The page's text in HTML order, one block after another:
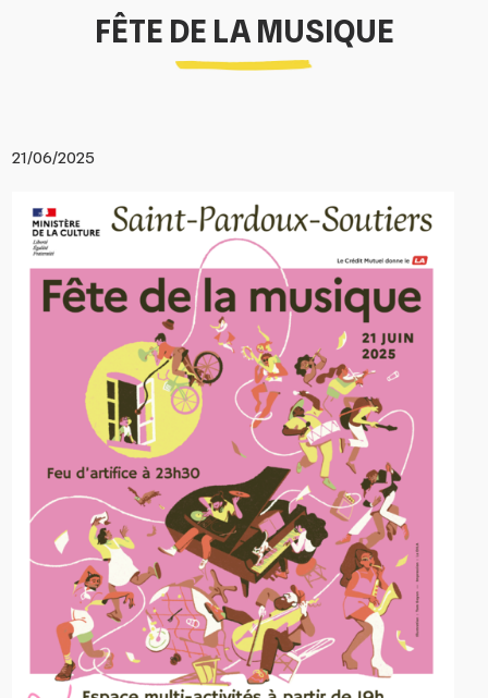
FÊTE DE LA MUSIQUE
21/06/2025